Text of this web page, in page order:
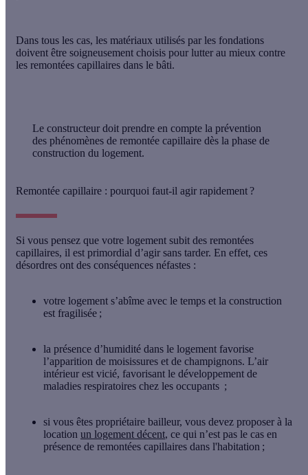
Dans tous les cas, les matériaux utilisés par les fondations
doivent être soigneusement choisis pour lutter au mieux contre
les remontées capillaires dans le bâti.
Le constructeur doit prendre en compte la prévention
des phénomènes de remontée capillaire dès la phase de
construction du logement.
Remontée capillaire : pourquoi faut-il agir rapidement ?
Si vous pensez que votre logement subit des remontées
capillaires, il est primordial d’agir sans tarder. En effet, ces
désordres ont des conséquences néfastes :
votre logement s’abîme avec le temps et la construction
est fragilisée ;
la présence d’humidité dans le logement favorise
l’apparition de moisissures et de champignons. L’air
intérieur est vicié, favorisant le développement de
maladies respiratoires chez les occupants ;
si vous êtes propriétaire bailleur, vous devez proposer à la
location un logement décent, ce qui n’est pas le cas en
présence de remontées capillaires dans l'habitation ;